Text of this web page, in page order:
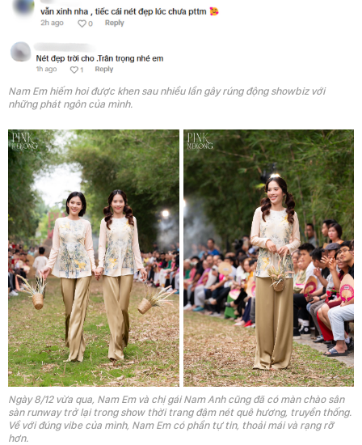
Nam Em hiếm hoi được khen sau nhiều lần gây rúng động showbiz với
những phát ngôn của mình.
Ngày 8/12 vừa qua, Nam Em và chị gái Nam Anh cũng đã có màn chào sân
sàn runway trở lại trong show thời trang đậm nét quê hương, truyền thống.
Về với đúng vibe của mình, Nam Em có phần tự tin, thoải mái và rạng rỡ
hơn.